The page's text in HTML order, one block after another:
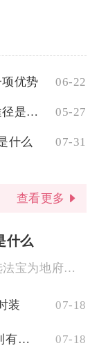
优势 06-22
泰拉瑞亚中神圣鞭子的获得途径是什么 05-27
什么 07-31
查看更多
什么
乱斗西游2中河伯的核心首选法宝为地府生死薄，次要选择可搭配多...
装 07-18
魂斗罗归来猎龙战弓awp熔岩的限制有哪些 07-18